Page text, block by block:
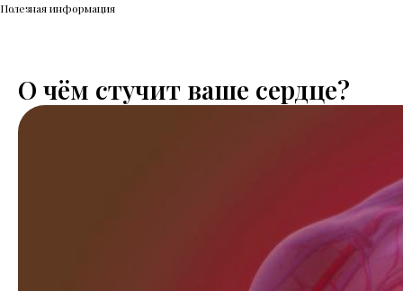
Полезная информация
О чём стучит ваше сердце?